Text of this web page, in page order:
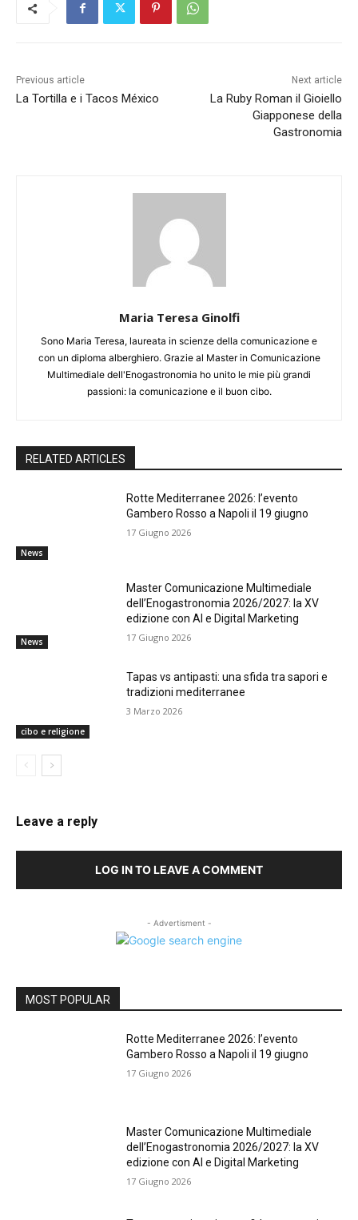
Previous article
La Tortilla e i Tacos México
Next article
La Ruby Roman il Gioiello
Giapponese della
Gastronomia
Maria Teresa Ginolfi
Sono Maria Teresa, laureata in scienze della comunicazione e
con un diploma alberghiero. Grazie al Master in Comunicazione
Multimediale dell'Enogastronomia ho unito le mie più grandi
passioni: la comunicazione e il buon cibo.
RELATED ARTICLES
News
Rotte Mediterranee 2026: l’evento
Gambero Rosso a Napoli il 19 giugno
17 Giugno 2026
News
Master Comunicazione Multimediale
dell’Enogastronomia 2026/2027: la XV
edizione con AI e Digital Marketing
17 Giugno 2026
cibo e religione
Tapas vs antipasti: una sfida tra sapori e
tradizioni mediterranee
3 Marzo 2026
Leave a reply
LOG IN TO LEAVE A COMMENT
- Advertisment -
MOST POPULAR
Rotte Mediterranee 2026: l’evento
Gambero Rosso a Napoli il 19 giugno
17 Giugno 2026
Master Comunicazione Multimediale
dell’Enogastronomia 2026/2027: la XV
edizione con AI e Digital Marketing
17 Giugno 2026